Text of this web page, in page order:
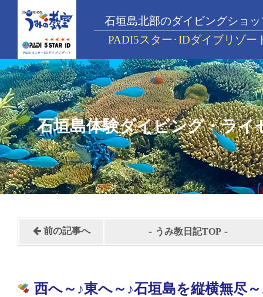
石垣島北部のダイビングショッ
PADI5スター･IDダイブリゾー
石垣島体験ダイビング・ライ
前の記事へ - うみ教日記TOP -
西へ～♪東へ～♪石垣島を縦横無尽